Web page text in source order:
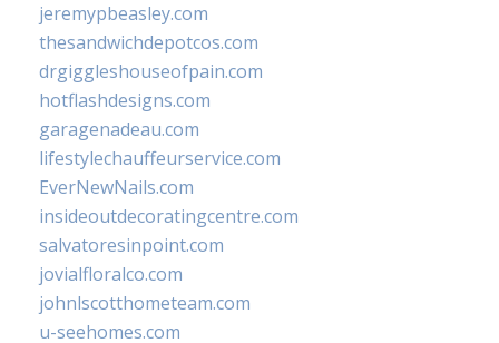
jeremypbeasley.com
thesandwichdepotcos.com
drgiggleshouseofpain.com
hotflashdesigns.com
garagenadeau.com
lifestylechauffeurservice.com
EverNewNails.com
insideoutdecoratingcentre.com
salvatoresinpoint.com
jovialfloralco.com
johnlscotthometeam.com
u-seehomes.com